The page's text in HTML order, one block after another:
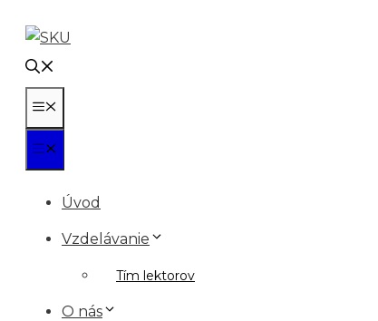
obsah
Menu
Menu
Úvod
Vzdelávanie
Tím lektorov
O nás